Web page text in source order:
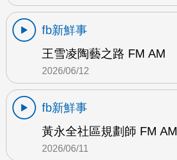
fb新鮮事
王雪凌陶藝之路 FM AM
2026/06/12
fb新鮮事
黃永全社區規劃師 FM AM
2026/06/11